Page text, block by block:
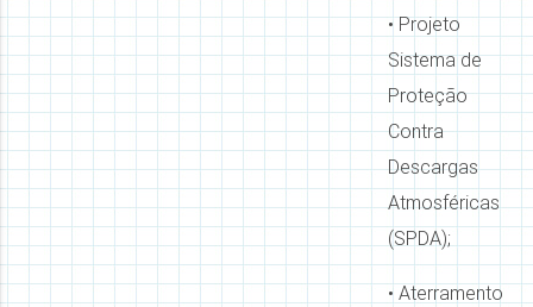
• Projeto
Sistema de
Proteção
Contra
Descargas
Atmosféricas
(SPDA);
• Aterramento